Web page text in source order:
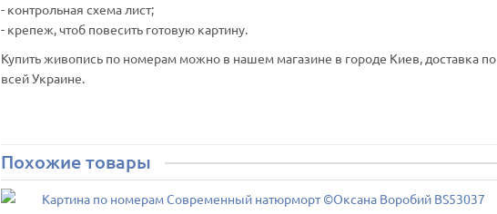
- контрольная схема лист;
- крепеж, чтоб повесить готовую картину.
Купить живопись по номерам можно в нашем магазине в городе Киев, доставка по
всей Украине.
Похожие товары